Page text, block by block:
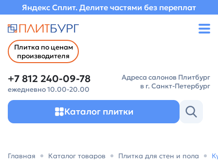
Яндекс Сплит. Делите частями без переплат
Плитка по ценам
производителя
+7 812 240-09-78
ежедневно 10.00-20.00
Адреса салонов Плитбург
в г. Санкт-Петербург
Каталог плитки
Главная Каталог товаров Плитка для стен и пола